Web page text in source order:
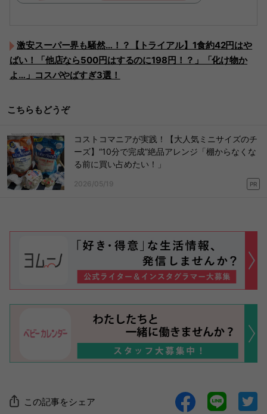
激安スーパー界も騒然…！？【トライアル】1食約42円はや
ばい！「他店なら500円はするのに198円！？」「化け物か
よ…」コスパやばすぎ3選！
こちらもどうぞ
コストコマニアが実践！【大人気ミニサイズのチ
ーズ】“10分で完成”絶品アレンジ「棚からなくな
る前に買い占めたい！」
2026/05/19 PR
この記事をシェア